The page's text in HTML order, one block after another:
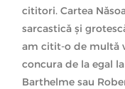
cititori. Cartea
sarcastică și grote
am citit-o de multă
concura de la egal
Barthelme sau